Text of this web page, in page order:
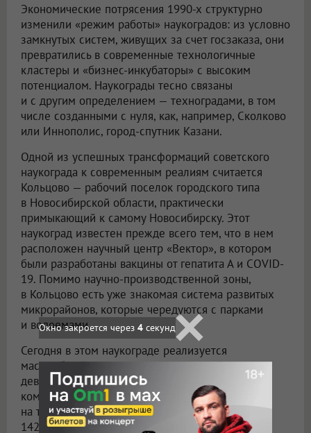
Экономические потрясения 1990-х структурно
изменили «режим работы» наукоградов: из условно
замкнутых систем, живущих за счет госзаказа, они
превратились в современные технологичные
кластеры и «бизнес-инкубаторы» с высоким
потенциалом. Наукограды тесно связаны
и с другим определением — техноградами, в том
числе созданными с нуля, как, например, Сколково
или Иннополис, город-спутник Казани.
Одной из успешных трансформаций советского
наукограда к современным реалиям считается
Кольцово — рабочий поселок городского типа
в Новосибирской области, практически
примыкающий к самому Новосибирску. Этот
наукоград известен прежде всего тем, что в нем
расположен научный центр «Вектор», в котором
были разработаны вакцины от гепатита А и COVID-
19. Помимо научно-производственной зоны,
в Кольцово есть уже знакомая система развитых
микрорайонов, которые чередуются с парками
и водоемами.
Сегодня в этом наукограде реализуется
масштабный проект одного из крупнейших
девелоперов России — Группы «Эталон». Жилой
комплекс «Счастье в Кольцово» рассчитан почти
на три тысячи квартир площадью порядка
142 тысяч квадратных метров. Полноформатный
Окно закроется через 3 секунд